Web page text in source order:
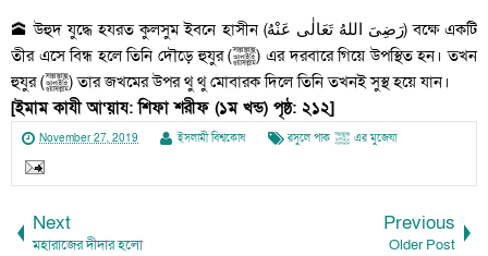
🕋 উহুদ যুদ্ধে হযরত কুলসুম ইবনে হাসীন (رَضِىَ اللهُ تَعَالٰى عَنْهُ) বক্ষে একটি
তীর এসে বিন্ধ হলে তিনি দৌড়ে হুযুর (ﷺ) এর দরবারে গিয়ে উপস্থিত হন। তখন
হুযুর (ﷺ) তার জখমের উপর থু থু মোবারক দিলে তিনি তখনই সুস্থ হয়ে যান।
[ইমাম কাযী আ‘য়ায: শিফা শরীফ (১ম খন্ড) পৃষ্ঠ: ২১২]
November 27, 2019 ইসলামী বিশ্বকোষ রসুলে পাক ﷺ এর মুজেযা
Next
মহারাজের দীদার হলো
Previous
Older Post